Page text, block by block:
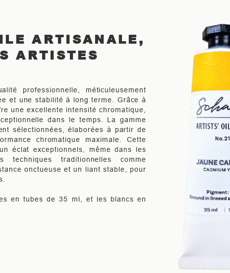
ARTISANALE,
ARTISTES
professionnelle, méticuleusement
et une stabilité à long terme. Grâce à
une excellente intensité chromatique,
dans le temps. La gamme
sélectionnées, élaborées à partir de
chromatique maximale. Cette
éclat exceptionnels, même dans les
techniques traditionnelles comme
onctueuse et un liant stable, pour
en tubes de 35 ml, et les blancs en